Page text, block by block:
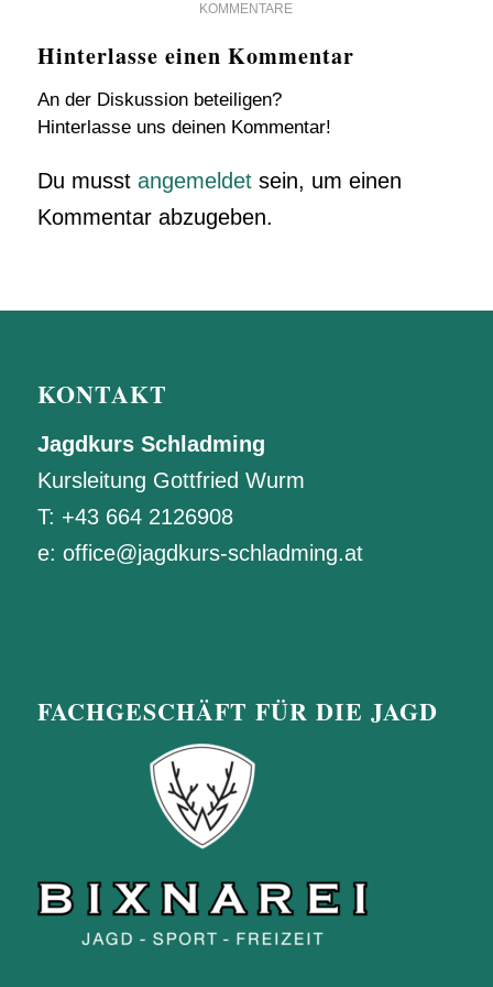
KOMMENTARE
Hinterlasse einen Kommentar
An der Diskussion beteiligen?
Hinterlasse uns deinen Kommentar!
Du musst angemeldetsein, um einen
Kommentar abzugeben.
KONTAKT
Jagdkurs Schladming
Kursleitung Gottfried Wurm
T: +43 664 2126908
e: office@jagdkurs-schladming.at
FACHGESCHÄFT FÜR DIE JAGD